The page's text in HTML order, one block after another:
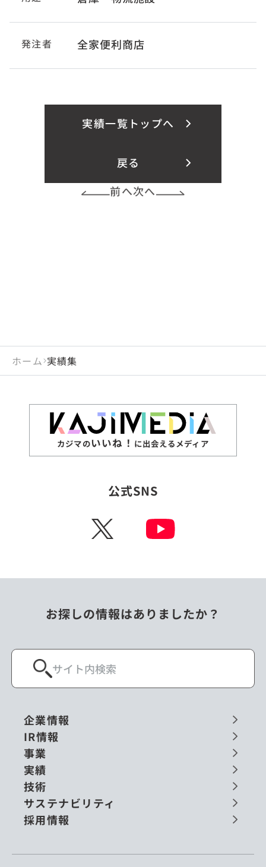
発注者 全家便利商店
実績一覧トップへ
戻る
前へ次へ
ホーム 実績集
カジマのいいね！ に出会えるメディア
公式SNS
X
お探しの情報はありましたか？
企業情報
IR情報
事業
実績
技術
サステナビリティ
採用情報